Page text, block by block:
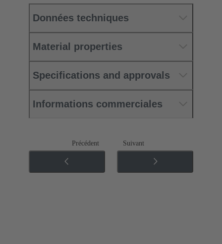
Données techniques
Material properties
Specifications and approvals
Informations commerciales
Précédent Suivant